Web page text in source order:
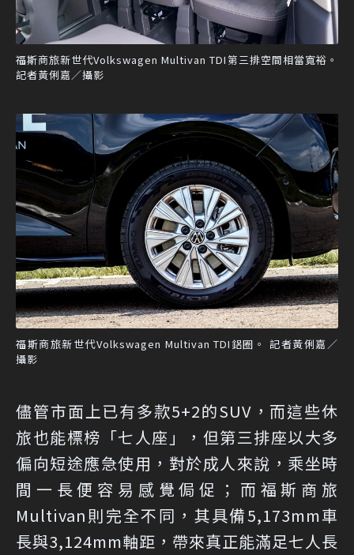
福斯商旅新世代Volkswagen Multivan TDI第三排空間相當寬裕。
記者黃俐嘉／攝影
福斯商旅新世代Volkswagen Multivan TDI鋁圈。 記者黃俐嘉／
攝影
儘管市面上已有多款5+2的SUV，而這些休
旅也能標榜「七人座」，但第三排座以大多
偏向短途應急使用，對於成人來說，乘坐時
間一長便容易感覺侷促；而福斯商旅
Multivan則完全不同，其具備5,173mm車
長與3,124mm軸距，帶來真正能滿足七人長